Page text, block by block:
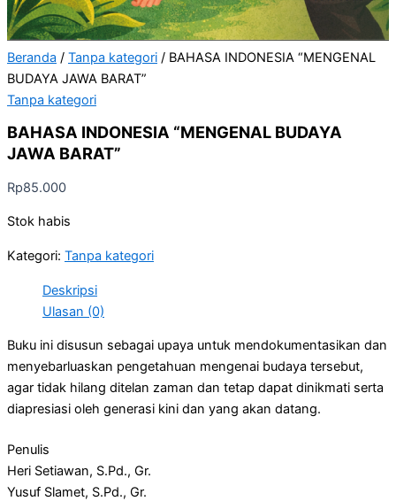
Beranda / Tanpa kategori / BAHASA INDONESIA “MENGENAL
BUDAYA JAWA BARAT”
Tanpa kategori
BAHASA INDONESIA “MENGENAL BUDAYA
JAWA BARAT”
Rp85.000
Stok habis
Kategori: Tanpa kategori
Deskripsi
Ulasan (0)
Buku ini disusun sebagai upaya untuk mendokumentasikan dan
menyebarluaskan pengetahuan mengenai budaya tersebut,
agar tidak hilang ditelan zaman dan tetap dapat dinikmati serta
diapresiasi oleh generasi kini dan yang akan datang.
Penulis
Heri Setiawan, S.Pd., Gr.
Yusuf Slamet, S.Pd., Gr.